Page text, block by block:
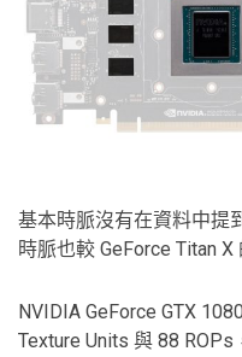
基本時脈沒有在資料中提
時脈也較 GeForce Titan X
NVIDIA GeForce GTX
Texture Units 與 88 ROPs